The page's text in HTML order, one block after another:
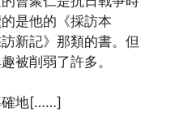
是他的《採訪本
新記》那類的書。但
被削弱了許多。
確地[……]